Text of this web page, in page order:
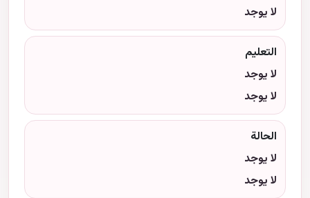
لا يوجد
التعليم
لا يوجد
لا يوجد
الحالة
لا يوجد
لا يوجد